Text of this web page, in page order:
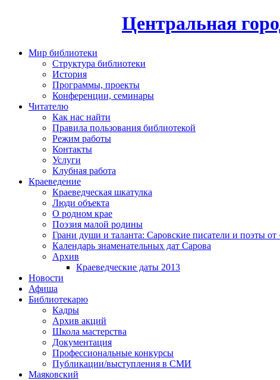
Центральная
Мир библиотеки
Структура библиотеки
История
Программы, проекты
Конференции, семинары
Читателю
Как нас найти
Правила пользования библиотекой
Режим работы
Контакты
Услуги
Клубная работа
Краеведение
Краеведческая шкатулка
Люди объекта
О родном крае
Поэзия малой родины
Грани души и таланта: Саровские писатели и поэты
Календарь знаменательных дат Сарова
Архив
Краеведческие даты 2013
Новости
Афиша
Библиотекарю
Кадры
Архив акций
Школа мастерства
Документация
Профессиональные конкурсы
Публикации/выступления в СМИ
Маяковский